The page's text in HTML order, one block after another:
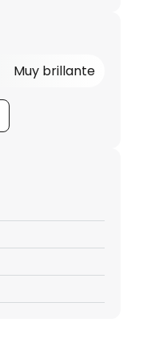
Muy brillante